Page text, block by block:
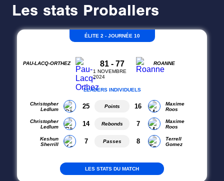
Les stats Proballers